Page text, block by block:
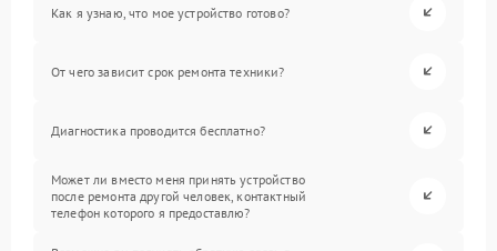
Как я узнаю, что мое устройство готово?
От чего зависит срок ремонта техники?
Диагностика проводится бесплатно?
Может ли вместо меня принять устройство
после ремонта другой человек, контактный
телефон которого я предоставлю?